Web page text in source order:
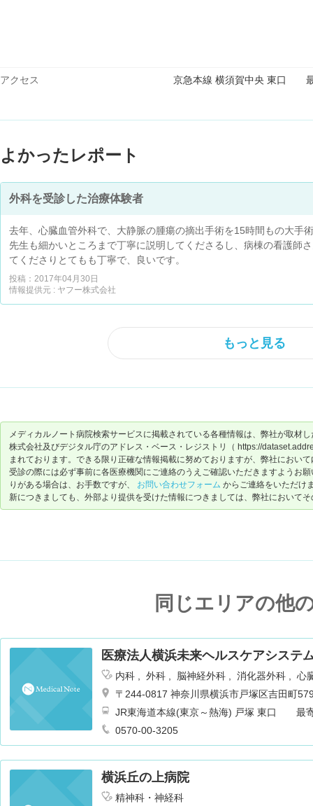
アクセス 京急本線 横須賀中央 東口 最
よかったレポート
外科を受診した治療体験者
去年、心臓血管外科で、大静脈の腫瘍の摘出手術を15時間もの大手
先生も細かいところまで丁寧に説明してくださるし、病棟の看護師
てくださりとてもも丁寧で、良いです。
投稿：2017年04月30日
情報提供元 : ヤフー株式会社
もっと見る
メディカルノート病院検索サービスに掲載されている各種情報は、弊社が取材
株式会社及びデジタル庁のアドレス・ベース・レジストリ（ https://
まれております。できる限り正確な情報掲載に努めておりますが、弊社におい
受診の際には必ず事前に各医療機関にご連絡のうえご確認いただきますようお
りがある場合は、お手数ですが、 お問い合わせフォーム からご連絡をいただけ
新につきましても、外部より提供を受けた情報につきましては、弊社において
同じエリアの他
医療法人横浜未来ヘルスケアシステ
内科 外科 脳神経外科 消化器外科
心
皮膚科
泌尿器科 耳鼻咽喉科
リハビ
麻酔科
乳腺外科 循環器内科
〒244-0817 神奈川県横浜市戸塚区吉田町
JR東海道本線(東京～熱海) 戸塚 東口 最
送迎バスも運行あり 徒歩7分
0570-00-3205
横浜丘の上病院
精神科・神経科